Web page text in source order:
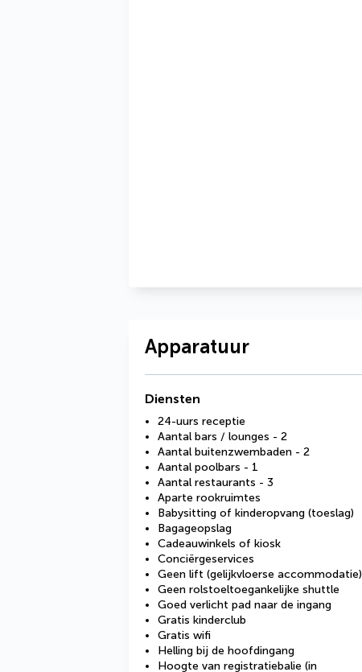
Apparatuur
Diensten
24-uurs receptie
Aantal bars / lounges - 2
Aantal buitenzwembaden - 2
Aantal poolbars - 1
Aantal restaurants - 3
Aparte rookruimtes
Babysitting of kinderopvang (toeslag)
Bagageopslag
Cadeauwinkels of kiosk
Conciërgeservices
Geen lift (gelijkvloerse accommodatie)
Geen rolstoeltoegankelijke shuttle
Goed verlicht pad naar de ingang
Gratis kinderclub
Gratis wifi
Helling bij de hoofdingang
Hoogte van registratiebalie (in